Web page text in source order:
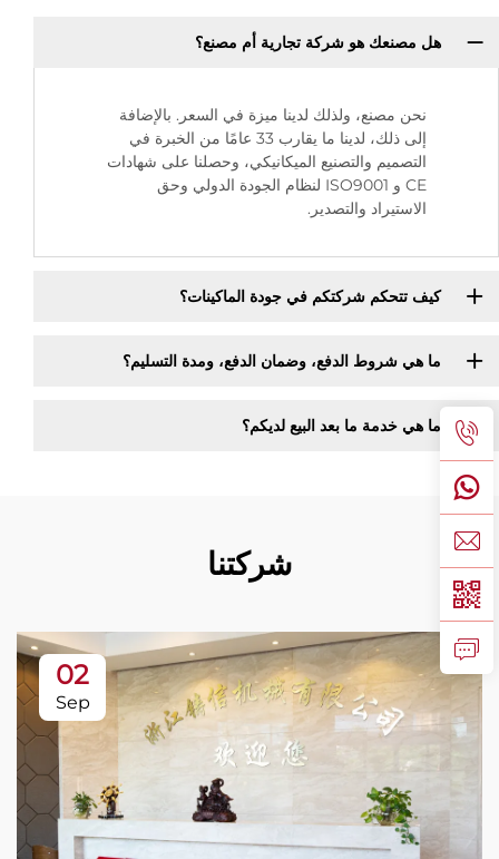
هل مصنعك هو شركة تجارية أم مصنع؟
نحن مصنع، ولذلك لدينا ميزة في السعر. بالإضافة
إلى ذلك، لدينا ما يقارب 33 عامًا من الخبرة في
التصميم والتصنيع الميكانيكي، وحصلنا على شهادات
CE و ISO9001 لنظام الجودة الدولي وحق
الاستيراد والتصدير.
كيف تتحكم شركتكم في جودة الماكينات؟
ما هي شروط الدفع، وضمان الدفع، ومدة التسليم؟
ما هي خدمة ما بعد البيع لديكم؟
شركتنا
02
Sep